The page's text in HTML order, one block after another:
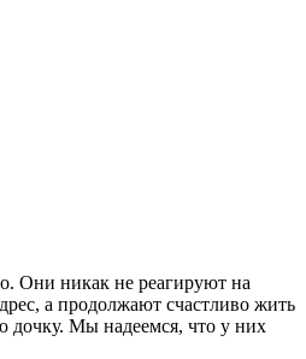
Они никак не реагируют на
а продолжают счастливо жить
дочку. Мы надеемся, что у них